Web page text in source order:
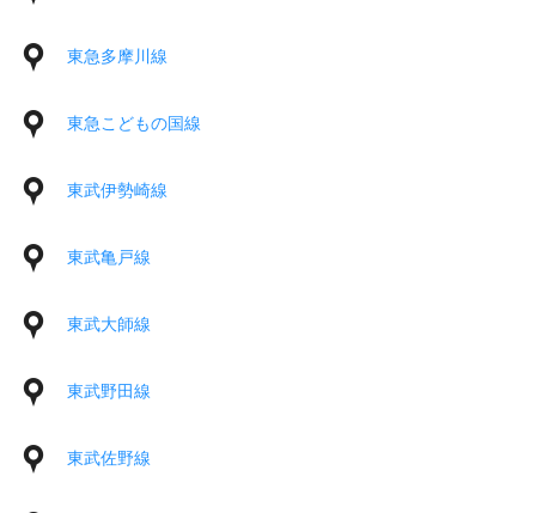
東急多摩川線
東急こどもの国線
東武伊勢崎線
東武亀戸線
東武大師線
東武野田線
東武佐野線